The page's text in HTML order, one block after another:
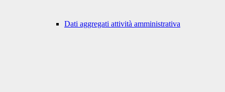
Dati aggregati attività amministrativa